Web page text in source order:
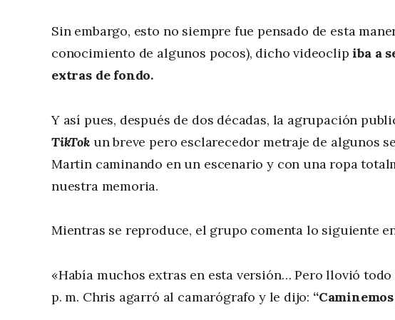
Sin embargo, esto no siempre fue pensado de esta
conocimiento de algunos pocos), dicho videoclipiba a
extras de fondo.
Y así pues, después de dos décadas, la agrupación
TikTokun breve pero esclarecedor metraje de algunos
Martin caminando en un escenario y con una ropa
nuestra memoria.
Mientras se reproduce, el grupo comenta lo siguiente
«Había muchos extras en esta versión… Pero llovió
p. m. Chris agarró al camarógrafo y le dijo: